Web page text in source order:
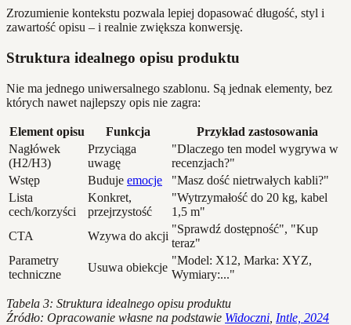
Zrozumienie kontekstu pozwala lepiej dopasować długość, styl i
zawartość opisu – i realnie zwiększa konwersję.
Struktura idealnego opisu produktu
Nie ma jednego uniwersalnego szablonu. Są jednak elementy, bez
których nawet najlepszy opis nie zagra:
Element opisu Funkcja
Przykład zastosowania
Nagłówek
(H2/H3)
Przyciąga
uwagę
"Dlaczego ten model wygrywa w
recenzjach?"
Wstęp
Buduje emocje
"Masz dość nietrwałych kabli?"
Lista
cech/korzyści
Konkret,
przejrzystość
"Wytrzymałość do 20 kg, kabel
1,5 m"
CTA
Wzywa do akcji
"Sprawdź dostępność", "Kup
teraz"
Parametry
techniczne
Usuwa obiekcje
"Model: X12, Marka: XYZ,
Wymiary:..."
Tabela 3: Struktura idealnego opisu produktu
Źródło: Opracowanie własne na podstawie Widoczni Intle, 2024